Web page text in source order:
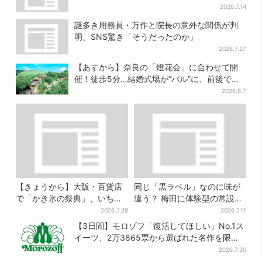
2026.7.14
謎多き用務員・万作と院長の意外な関係が判
明、SNS驚き「そうだったのか」
2026.7.27
【あすから】奈良の「燈花会」に合わせて開
催！徒歩5分…結婚式場が“バル”に、前後で食
2026.8.7
【きょうから】大阪・百貨店
で「かき氷の祭典」、いち
ご・イチジク・紅茶・チー
ズ…17店舗のメニュー集結
2026.7.28
同じ「黒ラベル」なのに味が
違う？ 梅田に体験型の常設
店、“1人2杯まで”で0次会にも
便利
2026.7.11
【3日間】モロゾフ「復活してほしい」No.1ス
イーツ、2万3865票から選ばれた名作を限定
2026.7.30